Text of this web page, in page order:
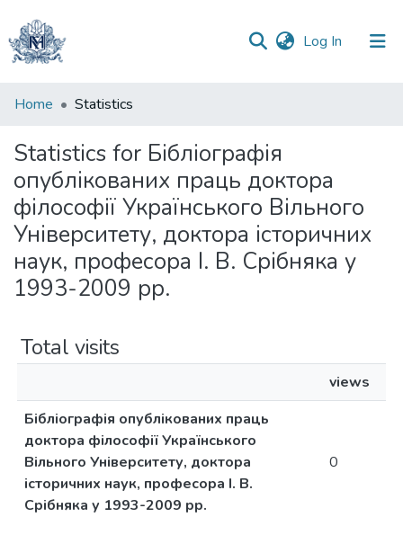
Log In (current)
Communities
Collections
All of DSpace
Home Statistics
Statistics for Бібліографія
опублікованих праць доктора
філософії Українського Вільного
Університету, доктора історичних
наук, професора І. В. Срібняка у
1993-2009 рр.
Total visits
views
Бібліографія опублікованих праць
доктора філософії Українського
Вільного Університету, доктора
історичних наук, професора І. В.
Срібняка у 1993-2009 рр.
0